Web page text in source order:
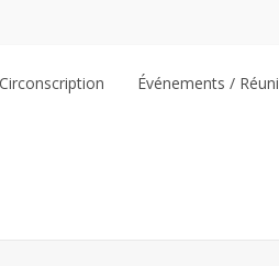
Circonscription Événements /